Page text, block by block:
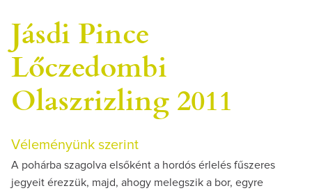
Jásdi Pince
Lőczedombi
Olaszrizling 2011
Véleményünk szerint
A pohárba szagolva elsőként a hordós érlelés fűszeres
jegyeit érezzük, majd, ahogy melegszik a bor, egyre